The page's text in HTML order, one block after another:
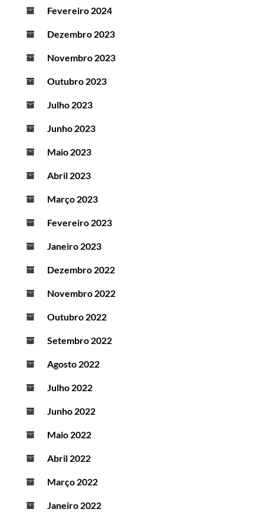
Fevereiro 2024
Dezembro 2023
Novembro 2023
Outubro 2023
Julho 2023
Junho 2023
Maio 2023
Abril 2023
Março 2023
Fevereiro 2023
Janeiro 2023
Dezembro 2022
Novembro 2022
Outubro 2022
Setembro 2022
Agosto 2022
Julho 2022
Junho 2022
Maio 2022
Abril 2022
Março 2022
Janeiro 2022